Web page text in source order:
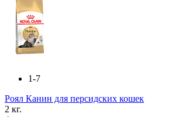
1-7
Роял Канин для персидских кошек
2 кг.